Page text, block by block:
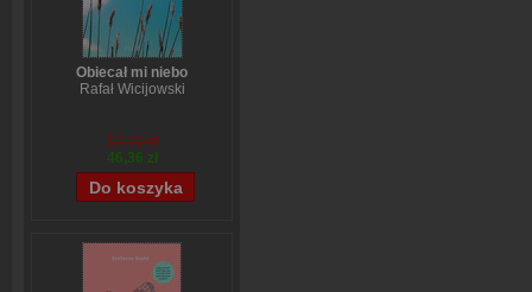
Obiecał mi niebo
Rafał Wicijowski
57,70 zł
46,36 zł